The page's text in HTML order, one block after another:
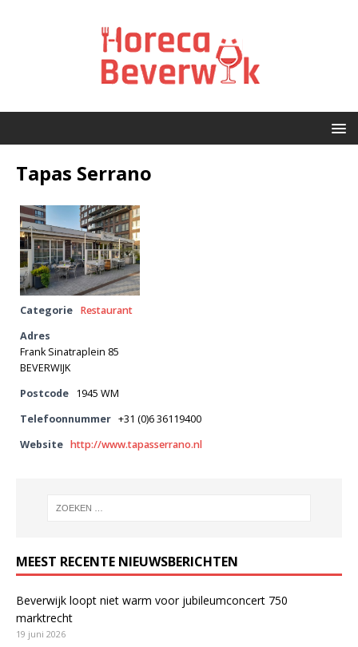
Tapas Serrano
Categorie Restaurant
Adres
Frank Sinatraplein 85
BEVERWIJK
Postcode 1945 WM
Telefoonnummer +31 (0)6 36119400
Website http://www.tapasserrano.nl
MEEST RECENTE NIEUWSBERICHTEN
Beverwijk loopt niet warm voor jubileumconcert 750
marktrecht
19 juni 2026